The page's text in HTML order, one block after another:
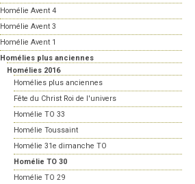
Homélie Avent 4
Homélie Avent 3
Homélie Avent 1
Homélies plus anciennes
Homélies 2016
Homélies plus anciennes
Fête du Christ Roi de l'univers
Homélie TO 33
Homélie Toussaint
Homélie 31e dimanche TO
Homélie TO 30
Homélie TO 29